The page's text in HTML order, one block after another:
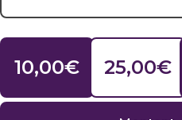
10,00€ 25,00€